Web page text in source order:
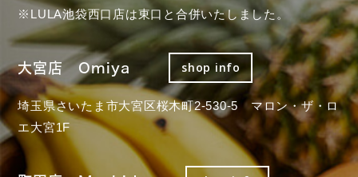
※LULA池袋西口店は東口と合併いたしました。
大宮店 Omiya shop info
埼玉県さいたま市大宮区桜木町2-530-5 マロン・ザ・ロ
エ大宮1F